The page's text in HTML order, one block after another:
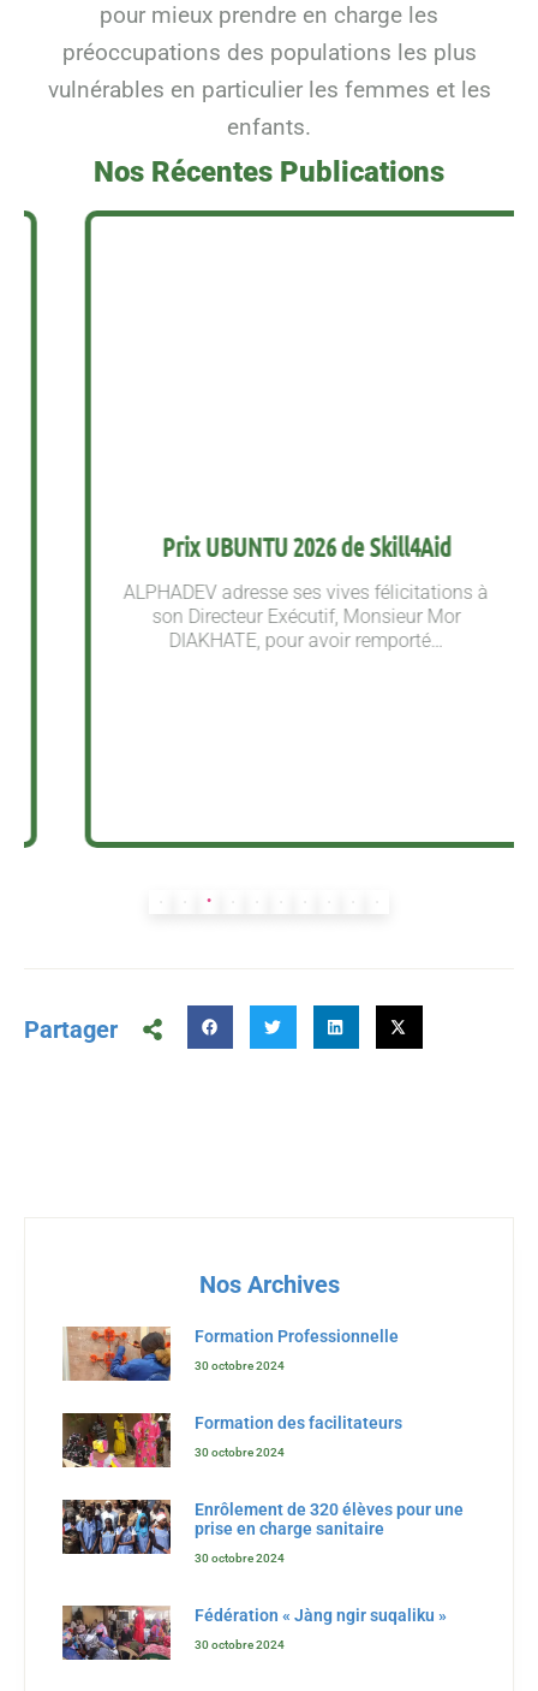
pour mieux prendre en charge les
préoccupations des populations les plus
vulnérables en particulier les femmes et les
enfants.
Nos Récentes Publications
Prix UBUNTU 2026 de Skill4Aid
ALPHADEV adresse ses vives félicitations à
son Directeur Exécutif, Monsieur Mor
DIAKHATE, pour avoir remporté…
Partager
Nos Archives
Formation Professionnelle
30 octobre 2024
Formation des facilitateurs
30 octobre 2024
Enrôlement de 320 élèves pour une
prise en charge sanitaire
30 octobre 2024
Fédération « Jàng ngir suqaliku »
30 octobre 2024